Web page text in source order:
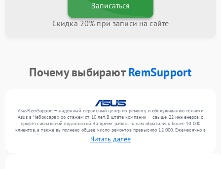
Записаться
Скидка 20% при записи на сайте
Почему выбираютRemSupport
AsusRemSupport — надежный сервисный центр по ремонту и обслуживанию техники
Asus в Чебоксарах со стажем от 10 лет. В штате компании — свыше 22 инженеров с
профессиональной подготовкой. За время работы к нам обратились более 10 000
клиентов, а также выполнено общее число ремонтов превысило 12 000. Ежемесячно в
сервисный центр поступает более 300 обращений, включая , , . Мы устраняем поломки
любой сложности и обеспечиваем надежный результат благодаря отлаженным
Читать далее